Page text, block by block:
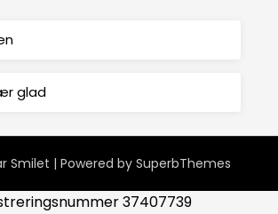
glad
Smilet | Powered by SuperbThemes
37407739